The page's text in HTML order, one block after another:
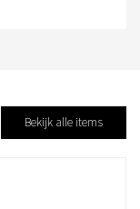
Bekijk alle items